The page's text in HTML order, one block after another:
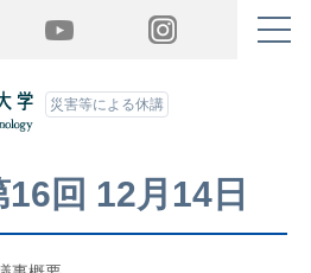
YouTube Instagram
災害等による休講
回 12月14日